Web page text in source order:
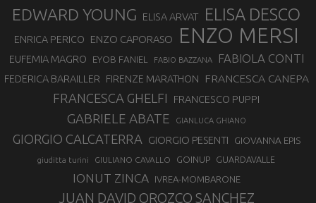
EDWARD YOUNG ELISA ARVAT ELISA DESCO
ENRICA PERICO ENZO CAPORASO ENZO MERSI
EUFEMIA MAGRO EYOB FANIEL FABIO BAZZANA FABIOLA CONTI
FEDERICA BARAILLER FIRENZE MARATHON FRANCESCA CANEPA
FRANCESCA GHELFI FRANCESCO PUPPI
GABRIELE ABATE GIANLUCA GHIANO
GIORGIO CALCATERRA GIORGIO PESENTI GIOVANNA EPIS
giuditta turini GIULIANO CAVALLO GOINUP GUARDAVALLE
IONUT ZINCA IVREA-MOMBARONE
JUAN DAVID OROZCO SANCHEZ